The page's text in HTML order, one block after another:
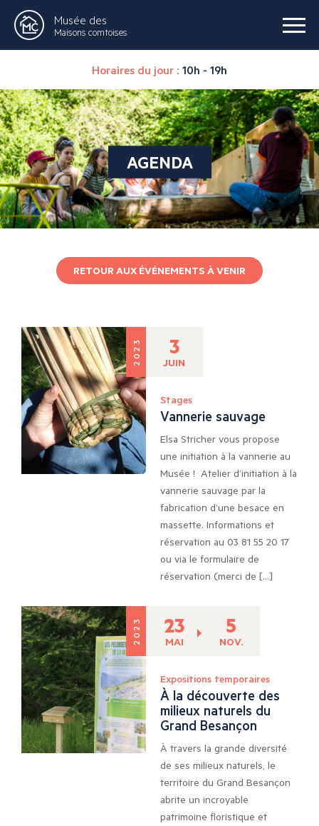
Musée des
Maisons comtoises
Horaires du jour : 10h - 19h
AGENDA
RETOUR AUX ÉVÉNEMENTS À VENIR
2023 3
JUIN
Stages
Vannerie sauvage
Elsa Stricher vous propose
une initiation à la vannerie au
Musée ! Atelier d’initiation à la
vannerie sauvage par la
fabrication d’une besace en
massette. Informations et
réservation au 03 81 55 20 17
ou via le formulaire de
réservation (merci de […]
2023 23
MAI
5
NOV.
Expositions temporaires
À la découverte des
milieux naturels du
Grand Besançon
À travers la grande diversité
de ses milieux naturels, le
territoire du Grand Besançon
abrite un incroyable
patrimoine floristique et